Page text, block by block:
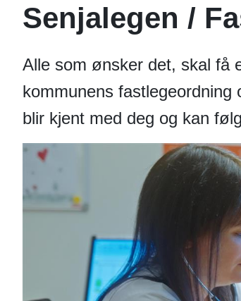
Senjalegen /
Alle som ønsker det, skal få
kommunens
blir kjent med deg og kan